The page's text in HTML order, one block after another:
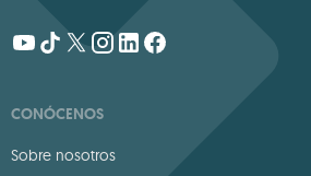
CONÓCENOS
Sobre nosotros